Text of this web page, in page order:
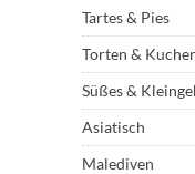
Tartes & Pies
Torten &
Süßes &
Asiatisch
Malediven